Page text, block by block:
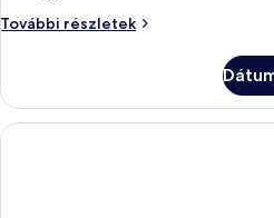
További részletek
Junior